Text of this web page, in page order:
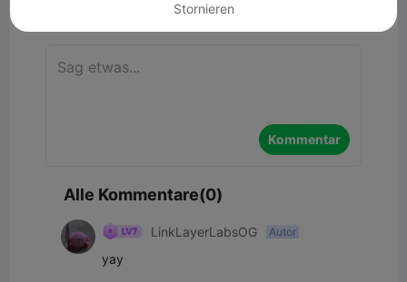
Kommentar
Alle Kommentare(0)
LinkLayerLabsOG Autor
yay
Stornieren